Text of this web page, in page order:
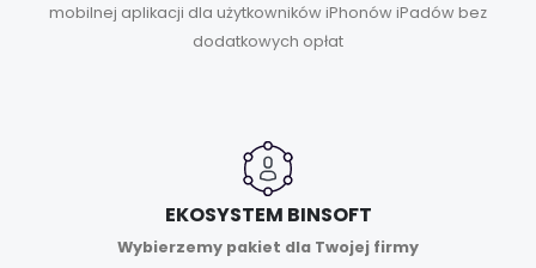
mobilnej aplikacji dla użytkowników iPhonów iPadów bez
dodatkowych opłat
EKOSYSTEM BINSOFT
Wybierzemy pakiet dla Twojej firmy